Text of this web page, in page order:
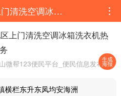
生成
海报
中山地区上门清洗空调冰箱洗衣机热水器油烟机等服务
上门清洗空调冰箱洗衣机热
微帮123便民平台_便民信息发布_
横栏东升东凤均安海洲